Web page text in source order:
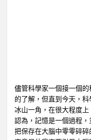
儘管科學家一個接一個
的了解，但直到今天，
冰山一角，在很大程度
認為，記憶是一個過程
把保存在大腦中零零碎碎